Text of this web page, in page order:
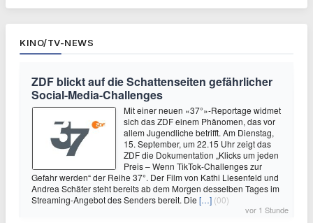
KINO/TV-NEWS
ZDF blickt auf die Schattenseiten gefährlicher
Social-Media-Challenges
Mit einer neuen «37°»-Reportage widmet
sich das ZDF einem Phänomen, das vor
allem Jugendliche betrifft. Am Dienstag,
15. September, um 22.15 Uhr zeigt das
ZDF die Dokumentation „Klicks um jeden
Preis – Wenn TikTok-Challenges zur
Gefahr werden“ der Reihe 37°. Der Film von Kathi Liesenfeld und
Andrea Schäfer steht bereits ab dem Morgen desselben Tages im
Streaming-Angebot des Senders bereit. Die […] (00)
vor 1 Stunde